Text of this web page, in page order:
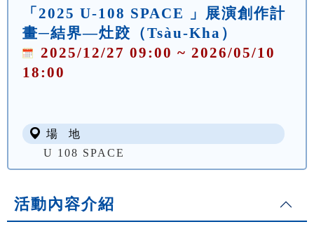
「2025 U-108 SPACE 」展演創作計
畫─結界—灶跤（Tsàu-Kha）
2025/12/27 09:00 ~ 2026/05/10
18:00
場 地
U 108 SPACE
活動內容介紹